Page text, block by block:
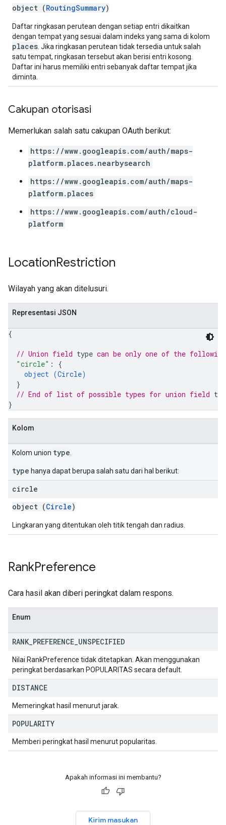
object (RoutingSummary)
Daftar ringkasan perutean dengan setiap entri dikaitkan
dengan tempat yang sesuai dalam indeks yang sama di kolom
places . Jika ringkasan perutean tidak tersedia untuk salah
satu tempat, ringkasan tersebut akan berisi entri kosong.
Daftar ini harus memiliki entri sebanyak daftar tempat jika
diminta.
Cakupan otorisasi
Memerlukan salah satu cakupan OAuth berikut:
https://www.googleapis.com/auth/maps-
platform.places.nearbysearch
https://www.googleapis.com/auth/maps-
platform.places
https://www.googleapis.com/auth/cloud-
platform
LocationRestriction
Wilayah yang akan ditelusuri.
Representasi JSON
{
// Union field type can be only one of the
"circle" : {
object (Circle)
}
// End of list of possible types for union field
}
Kolom
Kolom union type
type hanya dapat berupa salah satu dari hal berikut:
circle
object (Circle)
Lingkaran yang ditentukan oleh titik tengah dan radius.
RankPreference
Cara hasil akan diberi peringkat dalam respons.
Enum
RANK PREFERENCE UNSPECIFIED
Nilai RankPreference tidak ditetapkan. Akan menggunakan
peringkat berdasarkan POPULARITAS secara default.
DISTANCE
Memeringkat hasil menurut jarak.
POPULARITY
Memberi peringkat hasil menurut popularitas.
Apakah informasi ini membantu?
Kirim masukan